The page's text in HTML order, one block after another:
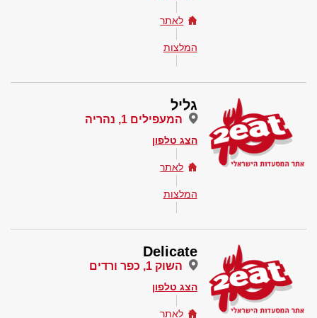
לאתר
המלצות
גליל
המעפילים 1, נהריה
הצג טלפון
לאתר
המלצות
Delicate
השוק 1, כפר ורדים
הצג טלפון
לאתר